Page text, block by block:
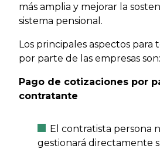
más amplia y mejorar la
sistema pensional.
Los principales aspectos
por parte de las empresas son:
Pago de cotizaciones por
contratante
El contratista persona
gestionará directamente